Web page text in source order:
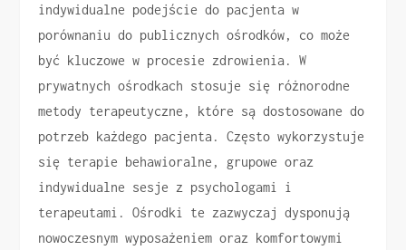
indywidualne podejście do pacjenta w
porównaniu do publicznych ośrodków, co może
być kluczowe w procesie zdrowienia. W
prywatnych ośrodkach stosuje się różnorodne
metody terapeutyczne, które są dostosowane do
potrzeb każdego pacjenta. Często wykorzystuje
się terapie behawioralne, grupowe oraz
indywidualne sesje z psychologami i
terapeutami. Ośrodki te zazwyczaj dysponują
nowoczesnym wyposażeniem oraz komfortowymi